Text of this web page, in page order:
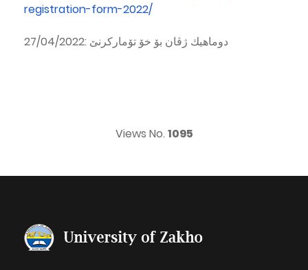
registration-form-2022/
دوماهیك ژڤان بۆ خۆ تۆماركرنێ :27/04/2022
Views No. 1095